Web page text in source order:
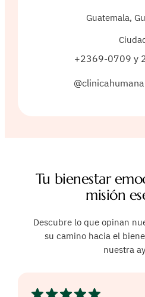
Guatemala,
+2369-0709 y
Tu bienestar
misión
Descubre lo que opinan
su camino hacia el
nuestra